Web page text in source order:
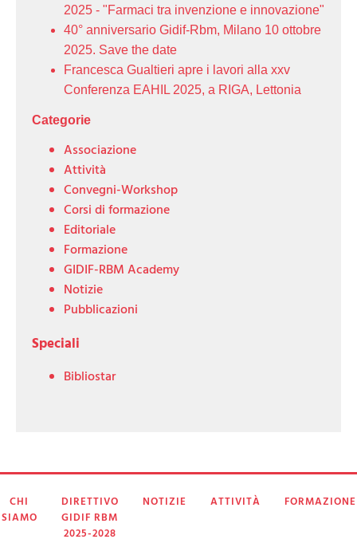
2025 - "Farmaci tra invenzione e innovazione"
40° anniversario Gidif-Rbm, Milano 10 ottobre
2025. Save the date
Francesca Gualtieri apre i lavori alla xxv
Conferenza EAHIL 2025, a RIGA, Lettonia
Categorie
Associazione
Attività
Convegni-Workshop
Corsi di formazione
Editoriale
Formazione
GIDIF-RBM Academy
Notizie
Pubblicazioni
Speciali
Bibliostar
CHI
SIAMO
DIRETTIVO
GIDIF RBM
2025-2028
NOTIZIE ATTIVITÀ FORMAZIONE